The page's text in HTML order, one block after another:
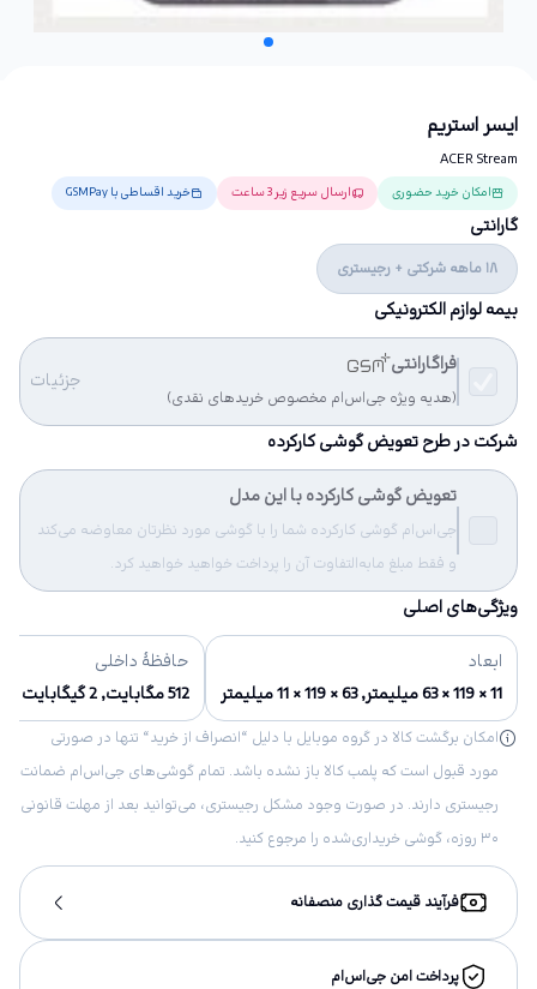
ایسر استریم
ACER Stream
امکان خرید حضوری ارسال سریع زیر 3 ساعت خرید اقساطی با GSMPay
گارانتی
18 ماهه شرکتی + رجیستری
بیمه لوازم الکترونیکی
فراگارانتی
(هدیه ویژه جی‌اس‌ام مخصوص خریدهای نقدی)
جزئیات
شرکت در طرح تعویض گوشی کارکرده
تعویض گوشی کارکرده با این مدل
جی‌اس‌ام گوشی کارکرده شما را با گوشی مورد نظرتان معاوضه می‌کند
و فقط مبلغ مابه‌التفاوت آن را پرداخت خواهید خواهید کرد.
ویژگی‌های اصلی
ابعاد
11 × 119 × 63 میلیمتر, 63 × 119 × 11 میلیمتر
حافظهٔ داخلی
512 مگابایت, 2 گیگابایت
امکان برگشت کالا در گروه موبایل با دلیل “انصراف از خرید“ تنها در صورتی
مورد قبول است که پلمب کالا باز نشده باشد. تمام گوشی‌های جی‌اس‌ام ضمانت
رجیستری دارند. در صورت وجود مشکل رجیستری، می‌توانید بعد از مهلت قانونی
۳۰ روزه، گوشی خریداری‌شده را مرجوع کنید.
فرآیند قیمت گذاری منصفانه
پرداخت امن جی‌اس‌ام